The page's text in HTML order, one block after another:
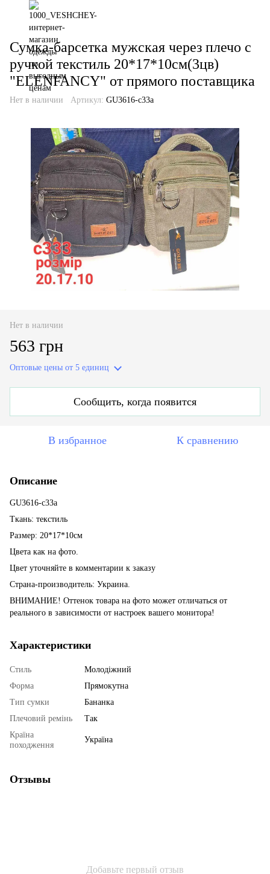
Сумка-барсетка мужская через плечо с
ручкой текстиль 20*17*10см(3цв)
"ELENFANCY" от прямого поставщика
Нет в наличии Артикул: GU3616-c33a
Нет в наличии
563 грн
Оптовые цены от 5 единиц
Сообщить, когда появится
В избранное К сравнению
Описание
GU3616-c33a
Ткань: текстиль
Размер: 20*17*10см
Цвета как на фото.
Цвет уточняйте в комментарии к заказу
Страна-производитель: Украина.
ВНИМАНИЕ! Оттенок товара на фото может отличаться от
реального в зависимости от настроек вашего монитора!
Характеристики
Стиль
Молодіжний
Форма
Прямокутна
Тип сумки
Бананка
Плечовий ремінь
Так
Країна
походження
Україна
Отзывы
Добавьте первый отзыв